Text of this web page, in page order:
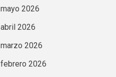
mayo 2026
abril 2026
marzo 2026
febrero 2026